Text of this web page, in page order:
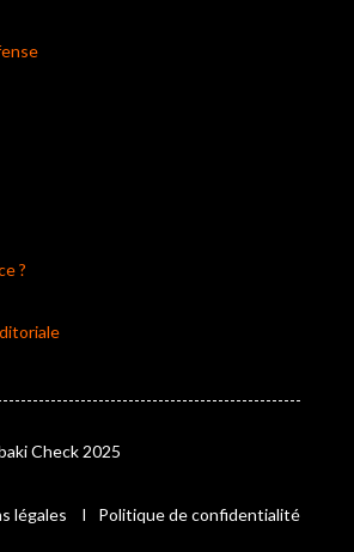
?
Check 2025
légales I Politique de confidentialité